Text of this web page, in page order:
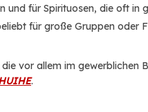
für Spirituosen, die oft
für große Gruppen
vor allem im
.